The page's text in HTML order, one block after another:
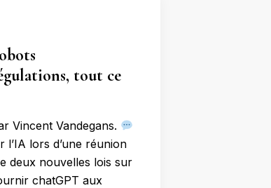
tout ce
Vincent Vandegans.
l’IA lors d’une réunion
deux nouvelles lois sur
chatGPT aux